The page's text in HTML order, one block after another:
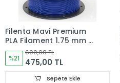
Filenta Mavi Premium
PLA Filament 1.75 mm –
1 kg
%21
600,00 TL
475,00 TL
Sepete Ekle